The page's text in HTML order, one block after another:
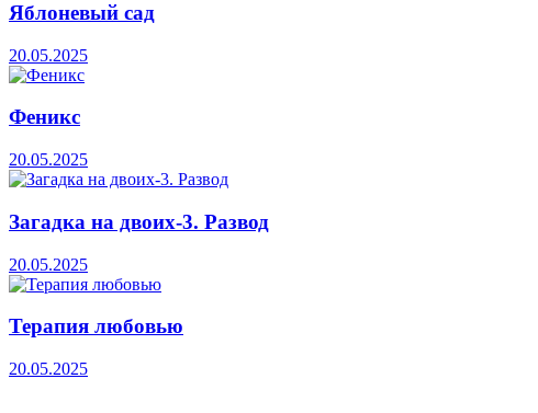
Яблоневый сад
20.05.2025
Феникс
20.05.2025
Загадка на двоих-3. Развод
20.05.2025
Терапия любовью
20.05.2025